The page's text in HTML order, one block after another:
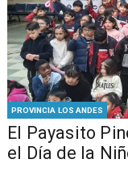
PROVINCIA LOS ANDES
El Payasito
el Día de la